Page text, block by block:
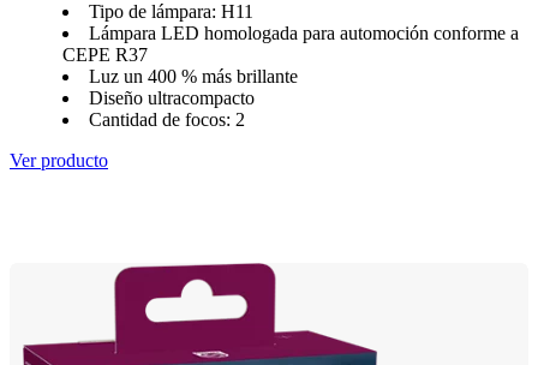
Tipo de lámpara: H11
Lámpara LED homologada para automoción conforme a
CEPE R37
Luz un 400 % más brillante
Diseño ultracompacto
Cantidad de focos: 2
Ver producto